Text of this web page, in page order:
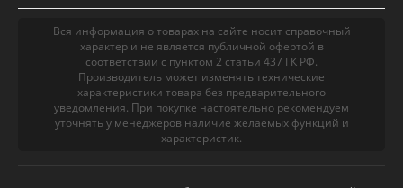
Вся информация о товарах на сайте носит справочный
характер и не является публичной офертой в
соответствии с пунктом 2 статьи 437 ГК РФ.
Производитель может изменять технические
характеристики товара без предварительного
уведомления. При покупке настоятельно рекомендуем
уточнять у менеджеров наличие желаемых функций и
характеристик.